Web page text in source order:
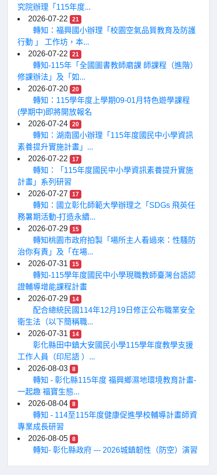
究院辦理「115年度...
2026-07-22
21
轉知：福興國小辦理「校園空氣品質教育及防護
行動 」 工作坊，本...
2026-07-22
21
轉知-115年「全國圖書教師磨課 師課程（進階）
修課辦法」及「如...
2026-07-20
20
轉知：115學年度上學期09-01月特色遊學課程
(學期中)即將開放報名
2026-07-24
20
轉知：湖南國小辦理「115年度國民中小學資訊
素養提升實施計畫」...
2026-07-22
17
轉知：「115年度國民中小學資訊素養提升實施
計畫」系列研習
2026-07-27
17
轉知：國立彰化師範大學辦理之「SDGs 飛英任
務暑期活動-打造永續...
2026-07-29
15
轉知桃園市政府拍製「場所主人看過來：性騷防
治你有責」及「在場...
2026-07-31
15
轉知-115學年度國民中小學現職教師臺灣台語認
證輔導增能課程計畫
2026-07-29
14
配合總統民國114年12月19日修正公布職業安全
衛生法（以下簡稱職...
2026-07-31
14
彰化縣田中鎮大安國民小學115學年度教學支援
工作人員（印尼語 ）...
2026-08-03
8
轉知 - 彰化縣115年度 福興鄉濕地環境教育計畫-
一起趣 福寶生態...
2026-08-04
8
轉知 - 114至115年度健康促進學校輔導計畫師資
專業成長研習
2026-08-05
8
轉知- 彰化縣政府 --- 2026城鎮韌性（防空）演習